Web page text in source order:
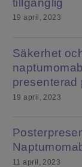
19 april, 2023
Säkerhet
presenterad
19 april, 2023
11 april, 2023